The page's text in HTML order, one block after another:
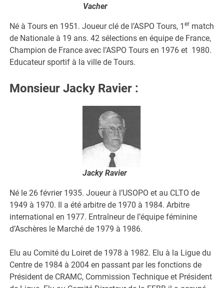
Vacher
Né à Tours en 1951. Joueur clé de l’ASPO Tours, 1er match
de Nationale à 19 ans. 42 sélections en équipe de France,
Champion de France avec l’ASPO Tours en 1976 et 1980.
Educateur sportif à la ville de Tours.
Monsieur Jacky Ravier :
Jacky Ravier
Né le 26 février 1935. Joueur à l’USOPO et au CLTO de
1949 à 1970. Il a été arbitre de 1970 à 1984. Arbitre
international en 1977. Entraîneur de l’équipe féminine
d’Aschères le Marché de 1979 à 1986.
Elu au Comité du Loiret de 1978 à 1982. Elu à la Ligue du
Centre de 1984 à 2004 en passant par les fonctions de
Président de CRAMC, Commission Technique et Président